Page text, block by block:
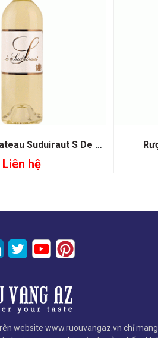
Đọc tiếp
Rượu vang Chateau Suduiraut S De Suduiraut
Liên hệ
website www.ruouvangaz.vn chỉ